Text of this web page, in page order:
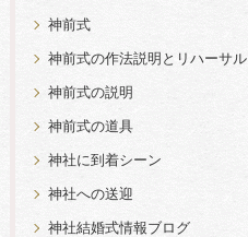
神前式
神前式の作法説明とリハーサル
神前式の説明
神前式の道具
神社に到着シーン
神社への送迎
神社結婚式情報ブログ